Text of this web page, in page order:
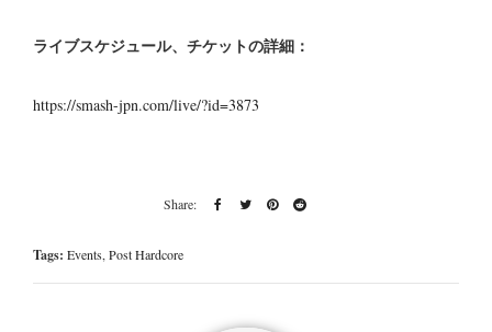
ライブスケジュール、チケットの詳細：
https://smash-jpn.com/live/?id=3873
Tags: Events, Post Hardcore